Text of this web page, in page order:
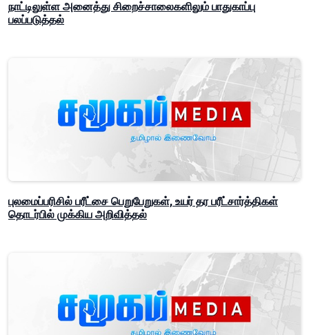
நாட்டிலுள்ள அனைத்து சிறைச்சாலைகளிலும் பாதுகாப்பு
பலப்படுத்தல்
புலமைப்பரிசில் பரீட்சை பெறுபேறுகள், உயர் தர பரீட்சார்த்திகள்
தொடர்பில் முக்கிய அறிவித்தல்